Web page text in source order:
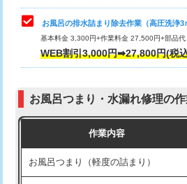
その他部品の脱着
交換・取付（タンク）
交換・取付（普通便座）
交換・取付（温水洗浄便座）
交換・取付(単水栓（壁付・デッキ
式）)
お風呂の排水詰まり除去作業（高圧洗浄3
基本料金 3,300円+作業料金 27,500円+部品
WEB割引3,000円➡27,800円(税
お風呂つまり・水漏れ修理の
作業内容
お風呂つまり（軽度の詰まり）